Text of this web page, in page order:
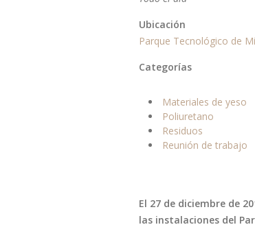
Ubicación
Parque Tecnológico de
Categorías
Materiales de yeso
Poliuretano
Residuos
Reunión de trabajo
El 27 de diciembre de
las instalaciones del